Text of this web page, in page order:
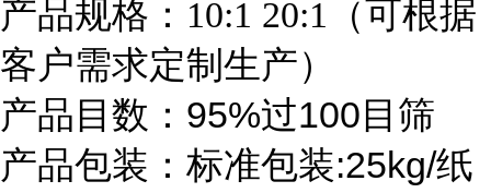
产品规格：10:1 20:1（可根据
客户需求定制生产）
产品目数：95%过100目筛
产品包装：标准包装:25kg/纸